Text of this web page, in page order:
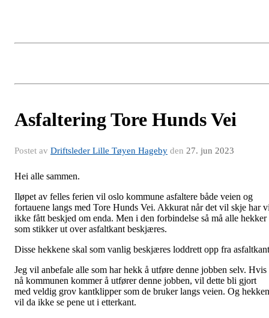
Asfaltering Tore Hunds Vei
Postet av Driftsleder Lille Tøyen Hageby den 27. jun 2023
Hei alle sammen.
Iløpet av felles ferien vil oslo kommune asfaltere både veien og
fortauene langs med Tore Hunds Vei. Akkurat når det vil skje har
ikke fått beskjed om enda. Men i den forbindelse så må alle hekker
som stikker ut over asfaltkant beskjæres.
Disse hekkene skal som vanlig beskjæres loddrett opp fra
Jeg vil anbefale alle som har hekk å utføre denne jobben selv. Hvis
nå kommunen kommer å utfører denne jobben, vil dette bli gjort
med veldig grov kantklipper som de bruker langs veien. Og
vil da ikke se pene ut i etterkant.